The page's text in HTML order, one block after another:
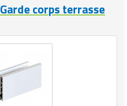
corps terrasse